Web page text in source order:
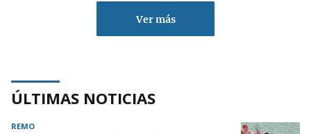
Ver más
ÚLTIMAS NOTICIAS
REMO